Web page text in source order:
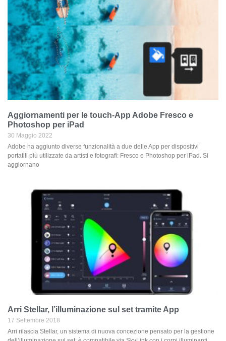
Aggiornamenti per le touch-App Adobe Fresco e
Photoshop per iPad
30 Maggio 2022
Adobe ha aggiunto diverse funzionalità a due delle App per dispositivi
portatili più utilizzate da artisti e fotografi: Fresco e Photoshop per iPad. Si
aggiornano
Arri Stellar, l’illuminazione sul set tramite App
17 Settembre 2018
Arri rilascia Stellar, un sistema di nuova concezione pensato per la gestione